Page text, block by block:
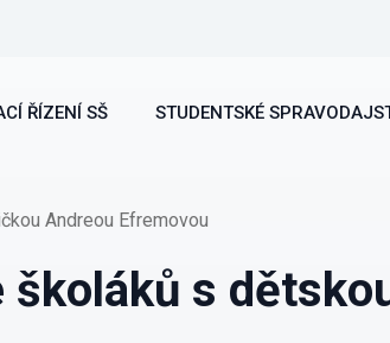
ŘÍZENÍ SŠ STUDENTSKÉ
Andreou Efremovou
školáků s